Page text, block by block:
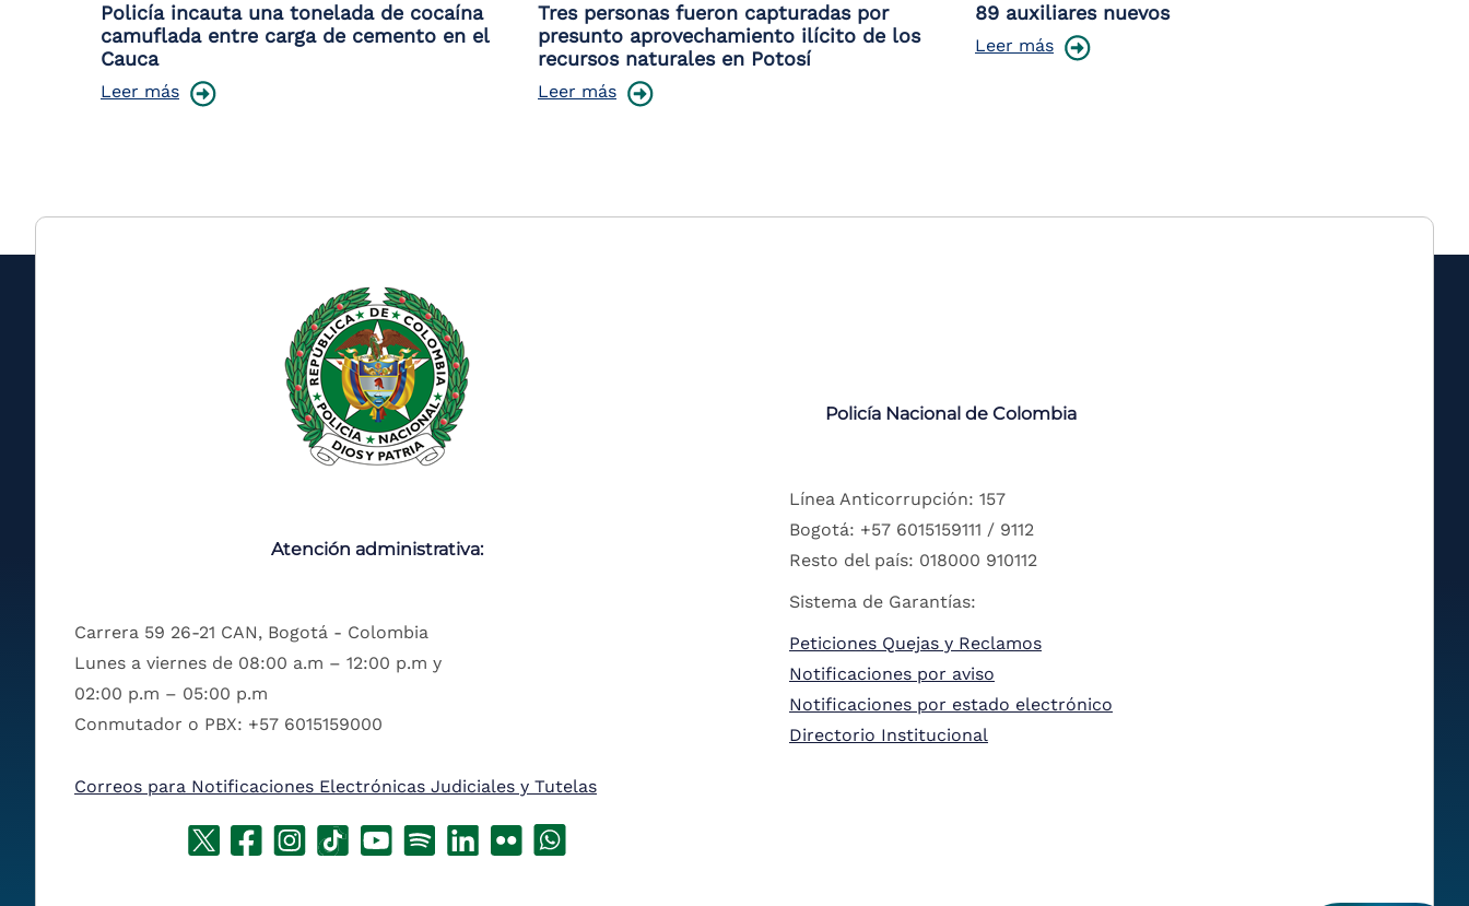
Policía incauta una tonelada de cocaína
camuflada entre carga de cemento en el
Cauca
Leer más
Tres personas fueron capturadas por
presunto aprovechamiento ilícito de los
recursos naturales en Potosí
Leer más
89 auxiliares nuevos
Leer más
Atención administrativa:
Carrera 59 26-21 CAN, Bogotá - Colombia
Lunes a viernes de 08:00 a.m – 12:00 p.m y
02:00 p.m – 05:00 p.m
Conmutador o PBX: +57 6015159000
Correos para Notificaciones Electrónicas Judiciales y Tutelas
Policía Nacional de Colombia
Línea Anticorrupción: 157
Bogotá: +57 6015159111 / 9112
Resto del país: 018000 910112
Sistema de Garantías:
Peticiones Quejas y Reclamos
Notificaciones por aviso
Notificaciones por estado electrónico
Directorio Institucional